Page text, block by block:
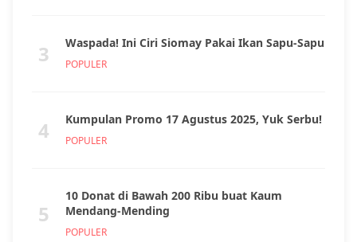
3 Waspada! Ini Ciri Siomay Pakai Ikan Sapu-Sapu
POPULER
4 Kumpulan Promo 17 Agustus 2025, Yuk Serbu!
POPULER
5
10 Donat di Bawah 200 Ribu buat Kaum
Mendang-Mending
POPULER